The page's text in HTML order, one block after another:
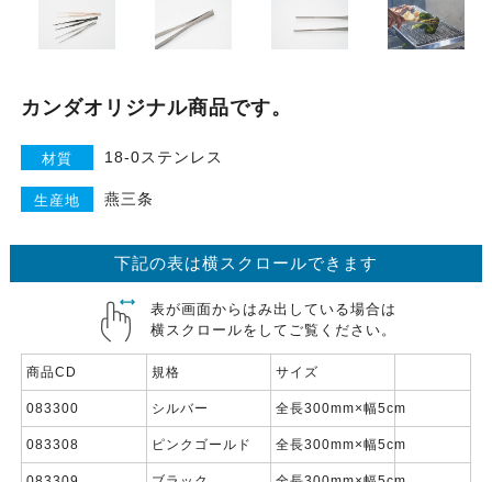
カンダオリジナル商品です。
材質 18-0ステンレス
生産地 燕三条
下記の表は横スクロールできます
表が画面からはみ出している場合は
横スクロールをしてご覧ください。
商品CD 規格 サイズ
083300 シルバー 全長300mm×幅5cm
083308 ピンクゴールド 全長300mm×幅5cm